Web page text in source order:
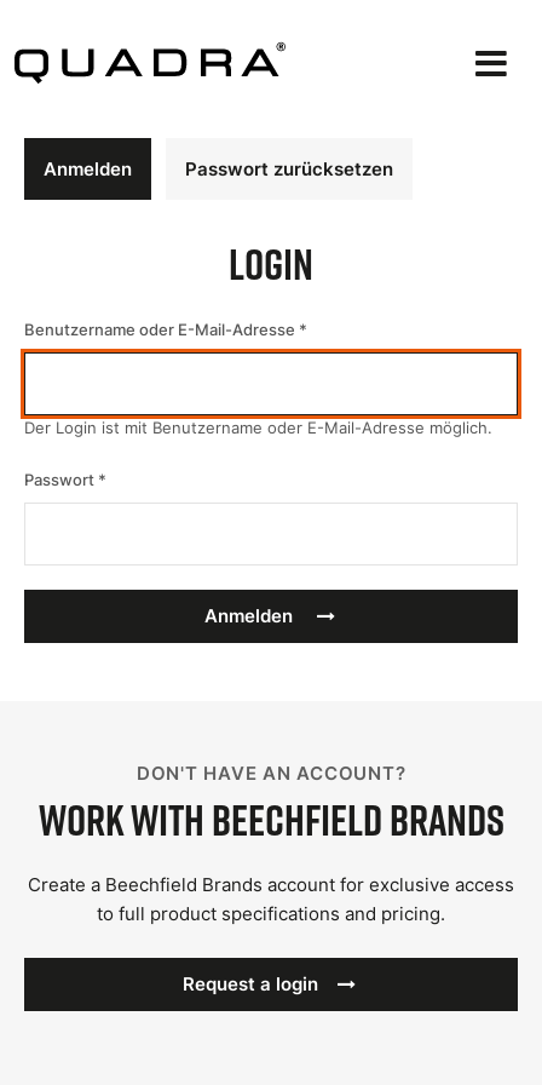
zum
Inhalt
Primäre
Reiter
Anmelden Passwort zurücksetzen
Login
Benutzername oder E-Mail-Adresse
Der Login ist mit Benutzername oder E-Mail-Adresse möglich.
Passwort
Anmelden
DON'T HAVE AN ACCOUNT?
Work with Beechfield Brands
Create a Beechfield Brands account for exclusive access
to full product specifications and pricing.
Request a login